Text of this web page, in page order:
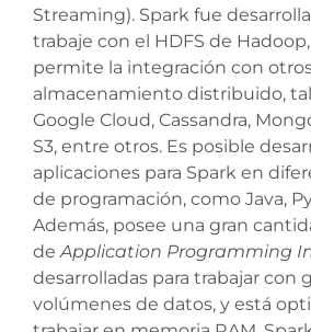
Streaming). Spark fue
trabaje con el HDFS de
permite la integración con
almacenamiento distribuido,
Google Cloud, Cassandra,
S3, entre otros. Es posible
aplicaciones para Spark en
de programación, como Java,
Además, posee una gran
deApplication Programming
desarrolladas para trabajar con
volúmenes de datos, y está